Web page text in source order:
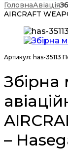
ГоловнаАвіація
AIRCRAFT
Артикул: has-35113
Збірна
–